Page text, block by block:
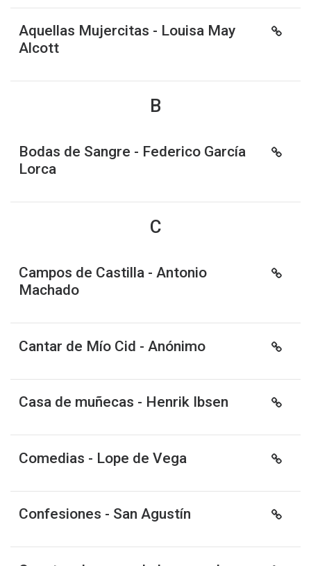
Aquellas Mujercitas - Louisa May
Alcott
B
Bodas de Sangre - Federico García
Lorca
C
Campos de Castilla - Antonio
Machado
Cantar de Mío Cid - Anónimo
Casa de muñecas - Henrik Ibsen
Comedias - Lope de Vega
Confesiones - San Agustín